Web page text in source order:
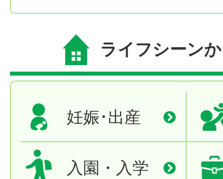
ライフシーン
妊娠･出産
入園・入学